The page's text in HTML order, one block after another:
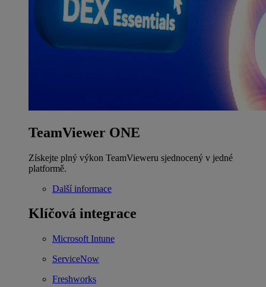
TeamViewer ONE
Získejte plný výkon TeamVieweru sjednocený v jedné
platformě.
Další informace
Klíčová integrace
Microsoft Intune
ServiceNow
Freshworks